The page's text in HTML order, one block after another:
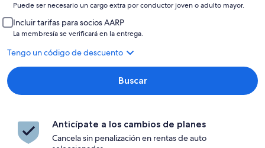
Puede ser necesario un cargo extra por conductor joven o adulto mayor.
Incluir tarifas para socios AARP
La membresía se verificará en la entrega.
Tengo un código de descuento
Buscar
Anticípate a los cambios de planes
Cancela sin penalización en rentas de auto